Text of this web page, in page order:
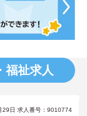
福祉求人
29日 求人番号：9010774